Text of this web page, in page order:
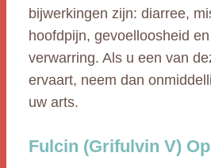
bijwerkingen zijn: diarree,
hoofdpijn, gevoelloosheid
verwarring. Als u een van
ervaart, neem dan
uw arts.
Fulcin (Grifulvin V)